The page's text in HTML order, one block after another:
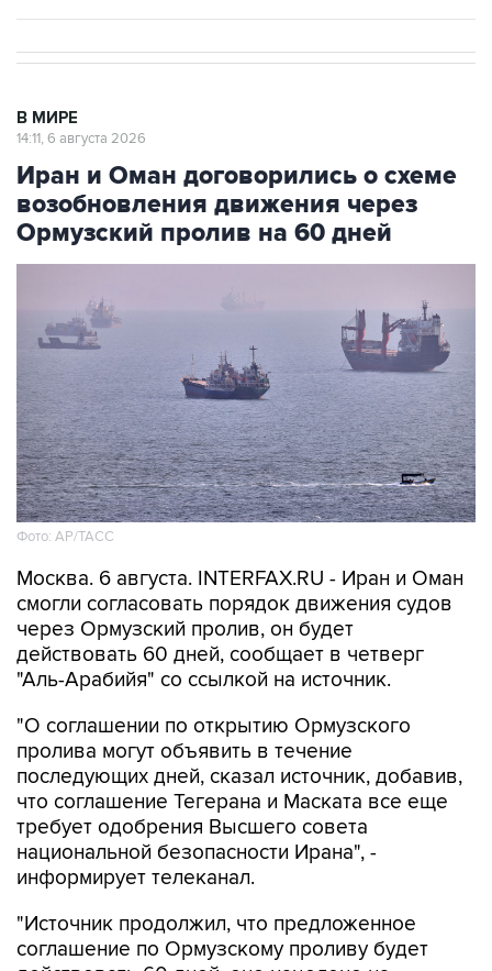
В МИРЕ
14:11, 6 августа 2026
Иран и Оман договорились о схеме
возобновления движения через
Ормузский пролив на 60 дней
Фото: AP/ТАСС
Москва. 6 августа. INTERFAX.RU - Иран и Оман
смогли согласовать порядок движения судов
через Ормузский пролив, он будет
действовать 60 дней, сообщает в четверг
"Аль-Арабийя" со ссылкой на источник.
"О соглашении по открытию Ормузского
пролива могут объявить в течение
последующих дней, сказал источник, добавив,
что соглашение Тегерана и Маската все еще
требует одобрения Высшего совета
национальной безопасности Ирана", -
информирует телеканал.
"Источник продолжил, что предложенное
соглашение по Ормузскому проливу будет